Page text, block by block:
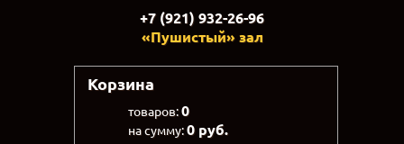
+7 (921) 932-26-96
«Пушистый» зал
Корзина
товаров:0
на сумму:0 руб.